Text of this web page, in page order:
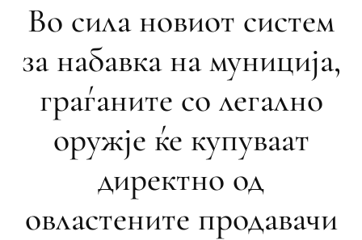
Во сила новиот систем
за набавка на муниција,
граѓаните со легално
оружје ќе купуваат
директно од
овластените продавачи